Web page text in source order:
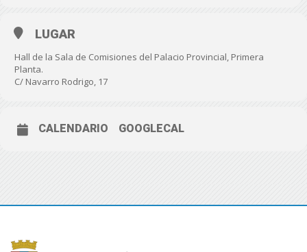
LUGAR
Hall de la Sala de Comisiones del Palacio Provincial, Primera
Planta.
C/ Navarro Rodrigo, 17
CALENDARIO GOOGLECAL